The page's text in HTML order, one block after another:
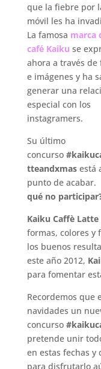
que la fiebre por
móvil les ha
La famosa marca
café Kaiku se
ahora a través de
e imágenes y ha
generar una
especial con los
instagramers.
Su último
concurso
tteandxmas está
punto de acabar.
qué no
Kaiku Caffè Latte
formas, colores y
los buenos
este año 2012,
para fomentar
Recordemos que
navidades un
concurso
pretende unir
en estas fechas y
para disfrutarlo